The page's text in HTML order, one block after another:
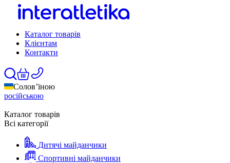
Каталог товарів
Клієнтам
Контакти
Солов’їною
російською
Каталог товарів
Всі категорії
Дитячі майданчики
Спортивні майданчики